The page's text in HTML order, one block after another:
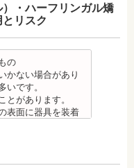
す。
とがあります。
イヤーを交換した
すが、数日でおさ
いものを飲んだと
れる場合がありま
ます。長期間痛む
う。
テストなどをうけ
・ハーフリンガル矯
リスク
の
かない場合があり
いです。
とがあります。
表面に器具を装着
で頬の内側に傷が
の移動に伴う痛み